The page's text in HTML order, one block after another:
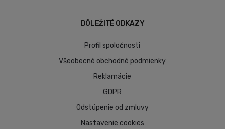
DÔLEŽITÉ ODKAZY
Profil spoločnosti
Všeobecné obchodné podmienky
Reklamácie
GDPR
Odstúpenie od zmluvy
Nastavenie cookies